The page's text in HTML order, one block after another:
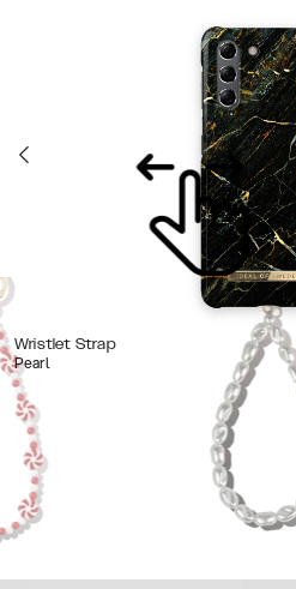
Wristlet Strap
Pearl